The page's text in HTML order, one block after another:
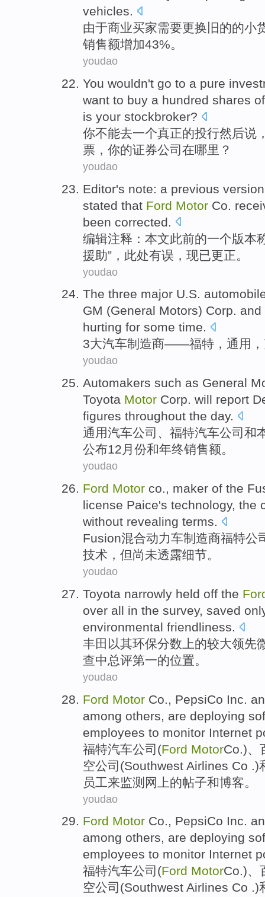
vehicles.
由于商业买家需要更换 旧 的的小
销售额增加43%。
youdao
You wouldn't go to a pure
want to buy a hundred shares of
is your stockbroker?
你不能去一个真正的投行然后说
票， 你的证券公司 在哪里 ？
youdao
Editor's note: a previous version
stated that Ford Motor Co.
been corrected
编辑注释 ：本文此前的一个版本
援助”，此处有误，现已更正。
youdao
The three major U.S.
GM (General Motors) Corp. and
hurting for some time.
3大汽车制造商——福特 ， 通用 ，
youdao
Automakers such as General
Toyota Motor Corp. will report
figures throughout the day.
通用汽车公司、 福特汽车公司 和
公布12月份和年终销售额。
youdao
Ford Motor co., maker of the
license Paice's technology, the
without revealing terms.
Fusion混合动力车制造商福特公
技术 ，但尚未透露细节。
youdao
Toyota narrowly held off the
over all in the survey, saved
environmental friendliness.
丰田 以其环保分数 上的较大领先
查中总评第一的位置。
youdao
Ford Motor Co PepsiCo Inc.
among others , are deploying
employees to monitor Internet
福特汽车公司(Ford MotorCo )、
空公司(Southwest Airlines Co .)
员工来监测 网上的帖子和博客 。
youdao
Ford Motor Co., PepsiCo Inc.
among others, are deploying
employees to monitor Internet
福特汽车公司 (Ford MotorCo.)、
空公司(Southwest Airlines Co .)